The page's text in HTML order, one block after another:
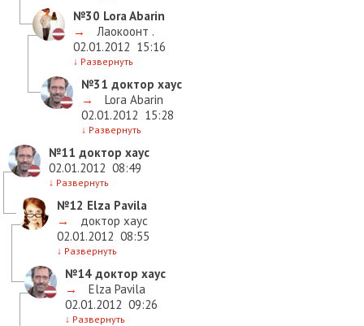
№30 Lora Abarin
→
Лаокоонт .
02.01.2012 15:16
↓ Развернуть
№31 доктор хаус
→
Lora Abarin
02.01.2012 15:28
↓ Развернуть
№11 доктор хаус
02.01.2012 08:49
↓ Развернуть
№12 Elza Pavila
→
доктор хаус
02.01.2012 08:55
↓ Развернуть
№14 доктор хаус
→
Elza Pavila
02.01.2012 09:26
↓ Развернуть